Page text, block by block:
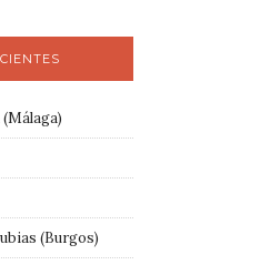
(Burgos)